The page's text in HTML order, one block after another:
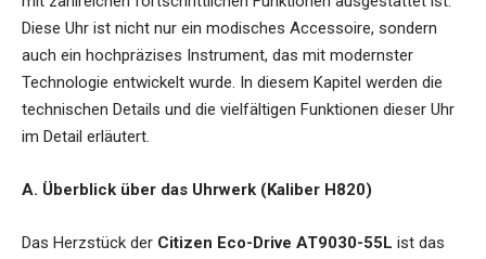
Diese Uhr ist nicht nur ein modisches Accessoire, sondern
auch ein hochpräzises Instrument, das mit modernster
Technologie entwickelt wurde. In diesem Kapitel werden die
technischen Details und die vielfältigen Funktionen dieser Uhr
im Detail erläutert.
A. Überblick über das Uhrwerk (Kaliber H820)
Das Herzstück der Citizen Eco-Drive AT9030-55L ist das